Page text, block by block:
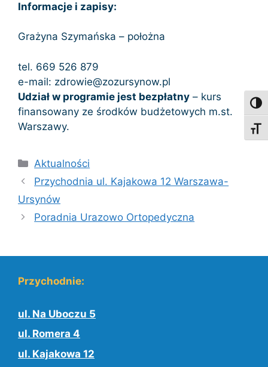
Informacje i zapisy:
Grażyna Szymańska – położna
tel. 669 526 879
e-mail: zdrowie@zozursynow.pl
Udział w programie jest bezpłatny – kurs
finansowany ze środków budżetowych m.st.
Warszawy.
Kategorie
Aktualności
Przychodnia ul. Kajakowa 12 Warszawa-
Ursynów
Poradnia Urazowo Ortopedyczna
Przychodnie:
ul. Na Uboczu 5
ul. Romera 4
ul. Kajakowa 12